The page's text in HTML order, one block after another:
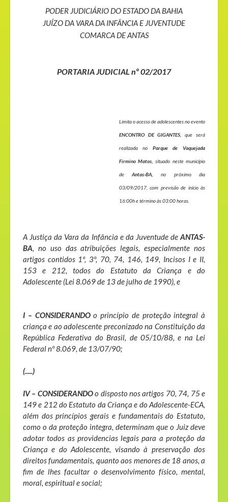
PODER JUDICIÁRIO DO ESTADO DA BAHIA
JUÍZO DA VARA DA INFÂNCIA E JUVENTUDE
COMARCA DE ANTAS
PORTARIA JUDICIAL nº 02/2017
Limita o acesso de adolescentes no evento
ENCONTRO DE GIGANTES, que será
realizada no Parque de Vaquejada
Firmino Matos, situado neste município
deAntas-BA, no próximo dia
03/09/2017, com previsão de início às
16:00h e término às 03:00 horas.
A Justiça da Vara da Infância e da Juventude de ANTAS-
BA, no uso das atribuições legais, especialmente nos
artigos contidos 1º, 3º, 70, 74, 146, 149, Incisos I e II,
153 e 212, todos do Estatuto da Criança e do
Adolescente (Lei 8.069 de 13 de julho de 1990), e
I – CONSIDERANDOo princípio de proteção integral à
criança e ao adolescente preconizado na Constituição da
República Federativa do Brasil, de 05/10/88, e na Lei
Federal nº 8.069, de 13/07/90;
(.....)
IV – CONSIDERANDOo disposto nos artigos 70, 74, 75 e
149 e 212 do Estatuto da Criança e do Adolescente-ECA,
além dos princípios gerais e fundamentais do Estatuto,
como o da proteção integra, determinam que o Juiz deve
adotar todos as providencias legais para a proteção da
Criança e do Adolescente, visando à preservação dos
direitos fundamentais, quanto aos menores de 18 anos, a
fim de lhes facultar o desenvolvimento físico, mental,
moral, espiritual e social;